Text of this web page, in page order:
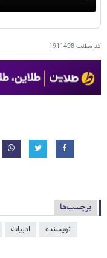
کد مطلب1911498
برچسب‌ها
نویسنده ادبیات